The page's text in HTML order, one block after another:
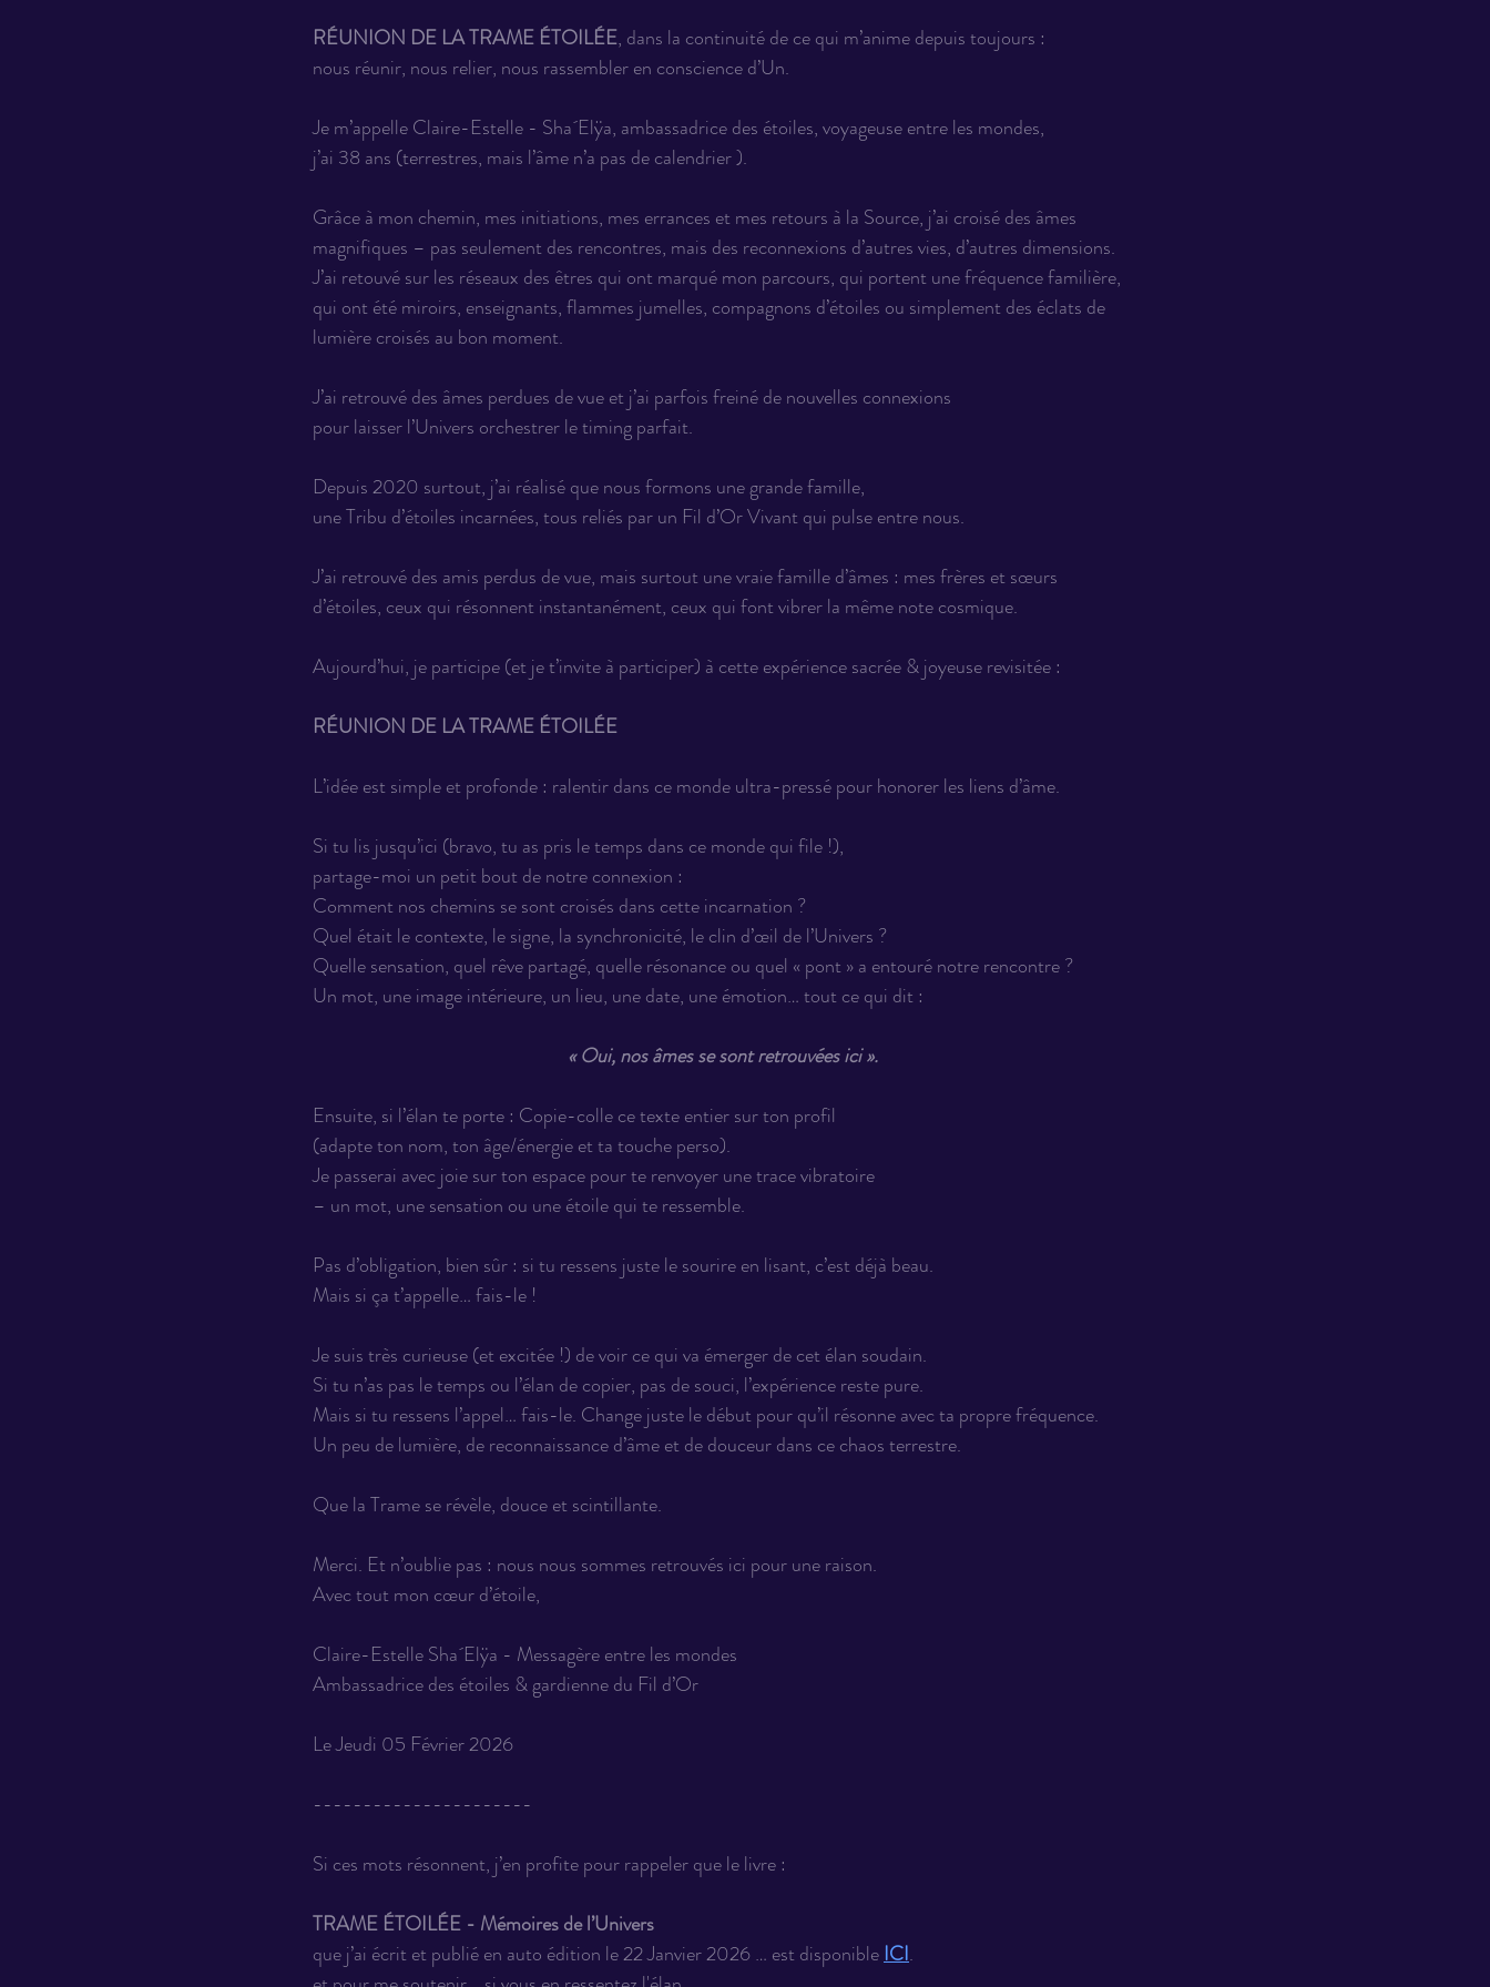
RÉUNION DE LA TRAME ÉTOILÉE, dans la continuité de ce qui m’anime depuis toujours :
nous réunir, nous relier, nous rassembler en conscience d’Un.
Je m’appelle Claire-Estelle - Sha´Elÿa, ambassadrice des étoiles, voyageuse entre les mondes,
j’ai 38 ans (terrestres, mais l’âme n’a pas de calendrier ).
Grâce à mon chemin, mes initiations, mes errances et mes retours à la Source, j’ai croisé des âmes
magnifiques – pas seulement des rencontres, mais des reconnexions d’autres vies, d’autres dimensions.
J’ai retouvé sur les réseaux des êtres qui ont marqué mon parcours, qui portent une fréquence familière,
qui ont été miroirs, enseignants, flammes jumelles, compagnons d’étoiles ou simplement des éclats de
lumière croisés au bon moment.
J’ai retrouvé des âmes perdues de vue et j’ai parfois freiné de nouvelles connexions
pour laisser l’Univers orchestrer le timing parfait.
Depuis 2020 surtout, j’ai réalisé que nous formons une grande famille,
une Tribu d’étoiles incarnées, tous reliés par un Fil d’Or Vivant qui pulse entre nous.
J’ai retrouvé des amis perdus de vue, mais surtout une vraie famille d’âmes : mes frères et sœurs
d’étoiles, ceux qui résonnent instantanément, ceux qui font vibrer la même note cosmique.
Aujourd’hui, je participe (et je t’invite à participer) à cette expérience sacrée & joyeuse revisitée :
RÉUNION DE LA TRAME ÉTOILÉE
L’idée est simple et profonde : ralentir dans ce monde ultra-pressé pour honorer les liens d’âme.
Si tu lis jusqu’ici (bravo, tu as pris le temps dans ce monde qui file !),
partage-moi un petit bout de notre connexion :
Comment nos chemins se sont croisés dans cette incarnation ?
Quel était le contexte, le signe, la synchronicité, le clin d’œil de l’Univers ?
Quelle sensation, quel rêve partagé, quelle résonance ou quel « pont » a entouré notre rencontre ?
Un mot, une image intérieure, un lieu, une date, une émotion… tout ce qui dit :
« Oui, nos âmes se sont retrouvées ici ».
Ensuite, si l’élan te porte : Copie-colle ce texte entier sur ton profil
(adapte ton nom, ton âge/énergie et ta touche perso).
Je passerai avec joie sur ton espace pour te renvoyer une trace vibratoire
– un mot, une sensation ou une étoile qui te ressemble.
Pas d’obligation, bien sûr : si tu ressens juste le sourire en lisant, c’est déjà beau.
Mais si ça t’appelle… fais-le !
Je suis très curieuse (et excitée !) de voir ce qui va émerger de cet élan soudain.
Si tu n’as pas le temps ou l’élan de copier, pas de souci, l’expérience reste pure.
Mais si tu ressens l’appel… fais-le. Change juste le début pour qu’il résonne avec ta propre fréquence.
Un peu de lumière, de reconnaissance d’âme et de douceur dans ce chaos terrestre.
Que la Trame se révèle, douce et scintillante.
Merci. Et n’oublie pas : nous nous sommes retrouvés ici pour une raison.
Avec tout mon cœur d’étoile,
Claire-Estelle Sha´Elÿa - Messagère entre les mondes
Ambassadrice des étoiles & gardienne du Fil d’Or
Le Jeudi 05 Février 2026
----------------------
Si ces mots résonnent, j’en profite pour rappeler que le livre :
TRAME ÉTOILÉE - Mémoires de l’Univers
que j’ai écrit et publié en auto édition le 22 Janvier 2026 … est disponible ICI.